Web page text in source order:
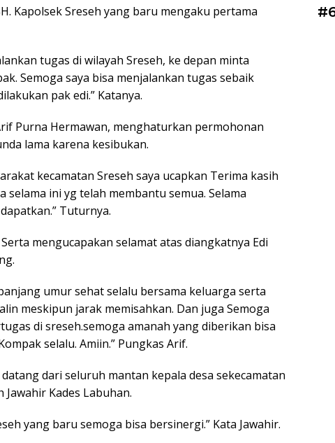
Kapolsek Sreseh yang baru mengaku pertama
tugas di wilayah Sreseh, ke depan minta
Semoga saya bisa menjalankan tugas sebaik
pak edi.” Katanya.
Purna Hermawan, menghaturkan permohonan
lama karena kesibukan.
kecamatan Sreseh saya ucapkan Terima kasih
selama ini yg telah membantu semua. Selama
Tuturnya.
mengucapakan selamat atas diangkatnya Edi
umur sehat selalu bersama keluarga serta
meskipun jarak memisahkan. Dan juga Semoga
di sreseh.semoga amanah yang diberikan bisa
selalu. Amiin.” Pungkas Arif.
dari seluruh mantan kepala desa sekecamatan
Kades Labuhan.
yang baru semoga bisa bersinergi.” Kata Jawahir.